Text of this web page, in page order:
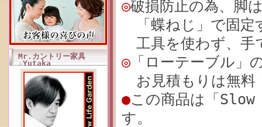
Mr.カントリー家具
☆Yutaka
◎破損防止の為、脚
「蝶ねじ」で固定
工具を使わず、手
◎ 「ローテーブル」
お見積もりは無
●この商品は「
す。